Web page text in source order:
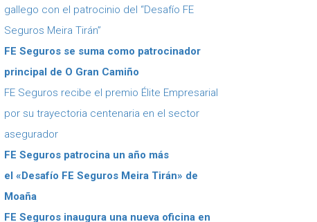
gallego con el patrocinio del “Desafío FE
Seguros Meira Tirán”
FE Seguros se suma como patrocinador
principal de O Gran Camiño
FE Seguros recibe el premio Élite Empresarial
por su trayectoria centenaria en el sector
asegurador
FE Seguros patrocina un año más
el «Desafío FE Seguros Meira Tirán» de
Moaña
FE Seguros inaugura una nueva oficina en